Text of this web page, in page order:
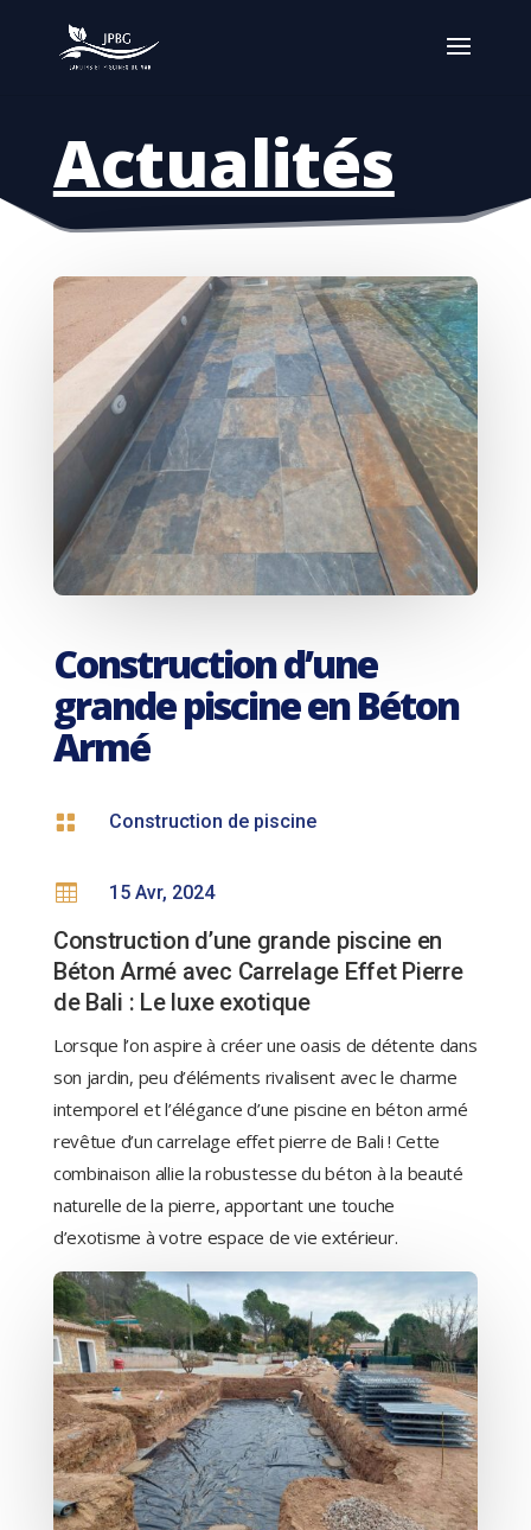
Actualités
Construction d’une
grande piscine en Béton
Armé
 Construction de piscine
 15 Avr, 2024
Construction d’une grande piscine en
Béton Armé avec Carrelage Effet Pierre
de Bali : Le luxe exotique
Lorsque l’on aspire à créer une oasis de détente dans
son jardin, peu d’éléments rivalisent avec le charme
intemporel et l’élégance d’une piscine en béton armé
revêtue d’un carrelage effet pierre de Bali ! Cette
combinaison allie la robustesse du béton à la beauté
naturelle de la pierre, apportant une touche
d’exotisme à votre espace de vie extérieur.